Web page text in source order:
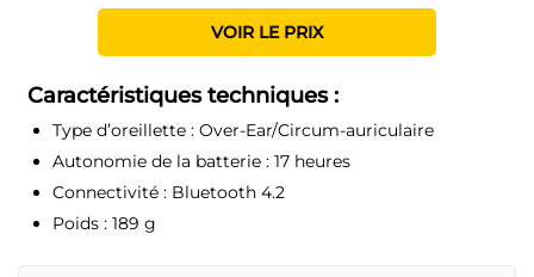
VOIR LE PRIX
Caractéristiques techniques :
Type d’oreillette : Over-Ear/Circum-auriculaire
Autonomie de la batterie : 17 heures
Connectivité : Bluetooth 4.2
Poids : 189 g